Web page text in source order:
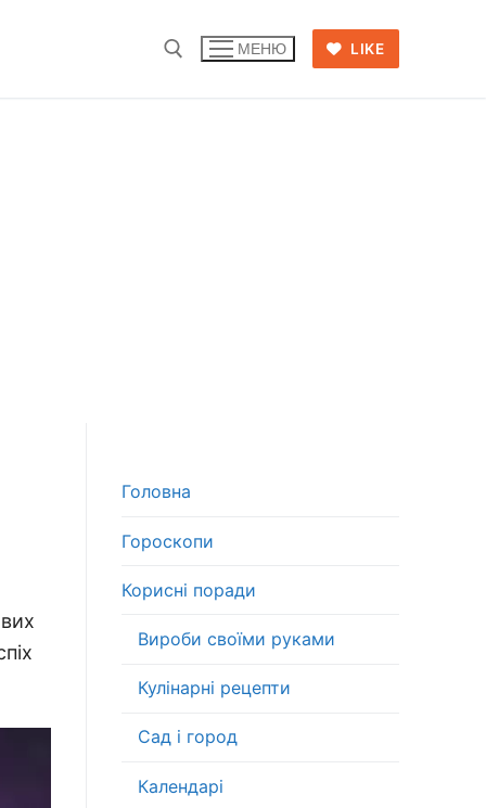
МЕНЮ LIKE
Головна
Гороскопи
Корисні поради
Вироби своїми руками
Кулінарні рецепти
Сад і город
Календарі